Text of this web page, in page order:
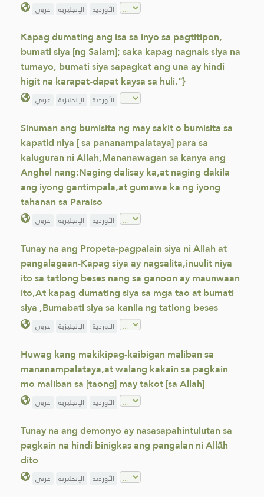
عربي الإنجليزية الأوردية
Kapag dumating ang isa sa inyo sa pagtitipon,
bumati siya [ng Salam]; saka kapag nagnais siya na
tumayo, bumati siya sapagkat ang una ay hindi
higit na karapat-dapat kaysa sa huli."}
عربي الإنجليزية الأوردية
Sinuman ang bumisita ng may sakit o bumisita sa
kapatid niya [ sa pananampalataya] para sa
kaluguran ni Allah,Mananawagan sa kanya ang
Anghel nang:Naging dalisay ka,at naging dakila
ang iyong gantimpala,at gumawa ka ng iyong
tahanan sa Paraiso
عربي الإنجليزية الأوردية
Tunay na ang Propeta-pagpalain siya ni Allah at
pangalagaan-Kapag siya ay nagsalita,inuulit niya
ito sa tatlong beses nang sa ganoon ay maunwaan
ito,At kapag dumating siya sa mga tao at bumati
siya ,Bumabati siya sa kanila ng tatlong beses
عربي الإنجليزية الأوردية
Huwag kang makikipag-kaibigan maliban sa
mananampalataya,at walang kakain sa pagkain
mo maliban sa [taong] may takot [sa Allah]
عربي الإنجليزية الأوردية
Tunay na ang demonyo ay nasasapahintulutan sa
pagkain na hindi binigkas ang pangalan ni Allāh
dito
عربي الإنجليزية الأوردية